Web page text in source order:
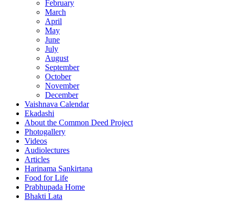
February
March
April
May
June
July
August
September
October
November
December
Vaishnava Calendar
Ekadashi
About the Common Deed Project
Photogallery
Videos
Audiolectures
Articles
Harinama Sankirtana
Food for Life
Prabhupada Home
Bhakti Lata